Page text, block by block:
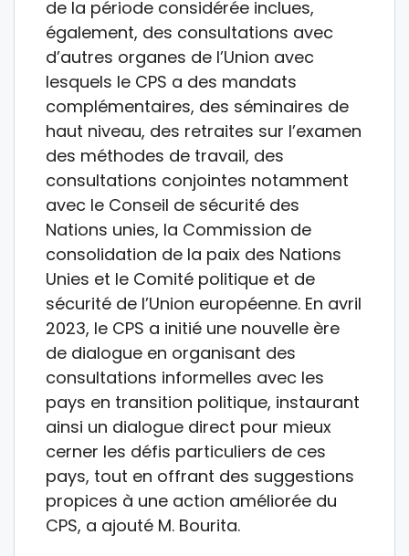
de la période considérée inclues,
également, des consultations avec
d’autres organes de l’Union avec
lesquels le CPS a des mandats
complémentaires, des séminaires de
haut niveau, des retraites sur l’examen
des méthodes de travail, des
consultations conjointes notamment
avec le Conseil de sécurité des
Nations unies, la Commission de
consolidation de la paix des Nations
Unies et le Comité politique et de
sécurité de l’Union européenne. En avril
2023, le CPS a initié une nouvelle ère
de dialogue en organisant des
consultations informelles avec les
pays en transition politique, instaurant
ainsi un dialogue direct pour mieux
cerner les défis particuliers de ces
pays, tout en offrant des suggestions
propices à une action améliorée du
CPS, a ajouté M. Bourita.